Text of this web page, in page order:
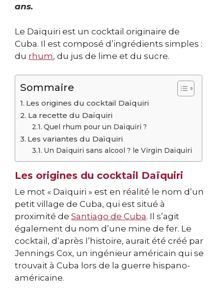
ans.
Le Daïquiri est un cocktail originaire de
Cuba. Il est composé d’ingrédients simples :
du rhum, du jus de lime et du sucre.
Sommaire
Les origines du cocktail Daïquiri
La recette du Daïquiri
Quel rhum pour un Daïquiri ?
Les variantes du Daïquiri
Un Daïquiri sans alcool ? le Virgin Daïquiri
Les origines du cocktail Daïquiri
Le mot « Daïquiri » est en réalité le nom d’un
petit village de Cuba, qui est situé à
proximité de Santiago de Cuba. Il s’agit
également du nom d’une mine de fer. Le
cocktail, d’après l’histoire, aurait été créé par
Jennings Cox, un ingénieur américain qui se
trouvait à Cuba lors de la guerre hispano-
américaine.